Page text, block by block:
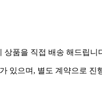
품을 직접 배송 해드립니
있으며, 별도 계약으로 진